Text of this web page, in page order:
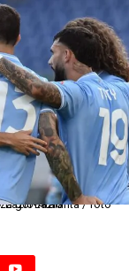
foto: esultanza gol Lazio